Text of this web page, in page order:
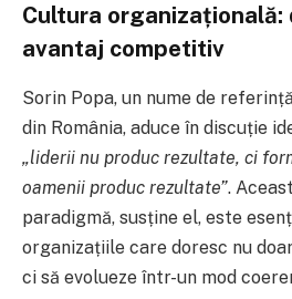
Cultura organizațională:
avantaj competitiv
Sorin Popa, un nume de
din România, aduce în discuție
„liderii nu produc rezultate, ci
oamenii produc rezultate”.
paradigmă, susține el, este
organizațiile care doresc nu
ci să evolueze într-un mod